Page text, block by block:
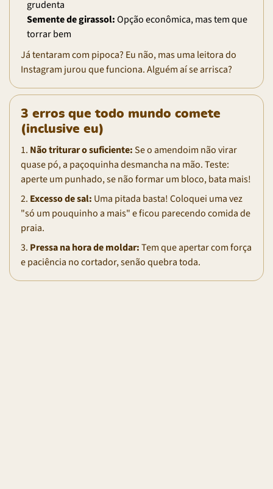
grudenta
Semente de girassol:Opção econômica, mas tem que
torrar bem
Já tentaram com pipoca? Eu não, mas uma leitora do
Instagram jurou que funciona. Alguém aí se arrisca?
3 erros que todo mundo comete
(inclusive eu)
1. Não triturar o suficiente:Se o amendoim não virar
quase pó, a paçoquinha desmancha na mão. Teste:
aperte um punhado, se não formar um bloco, bata mais!
2. Excesso de sal: Uma pitada basta! Coloquei uma vez
"só um pouquinho a mais" e ficou parecendo comida de
praia.
3. Pressa na hora de moldar:Tem que apertar com força
e paciência no cortador, senão quebra toda.